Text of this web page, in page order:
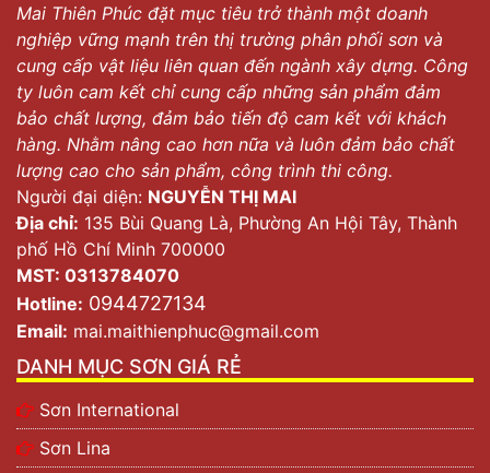
Mai Thiên Phúc đặt mục tiêu trở thành một doanh
nghiệp vững mạnh trên thị trường phân phối sơn và
cung cấp vật liệu liên quan đến ngành xây dựng. Công
ty luôn cam kết chỉ cung cấp những sản phẩm đảm
bảo chất lượng, đảm bảo tiến độ cam kết với khách
hàng. Nhằm nâng cao hơn nữa và luôn đảm bảo chất
lượng cao cho sản phẩm, công trình thi công.
Người đại diện: NGUYỄN THỊ MAI
Địa chỉ: 135 Bùi Quang Là, Phường An Hội Tây, Thành
phố Hồ Chí Minh 700000
MST: 0313784070
Hotline: 0944727134
Email: mai.maithienphuc@gmail.com
DANH MỤC SƠN GIÁ RẺ
Sơn International
Sơn Lina